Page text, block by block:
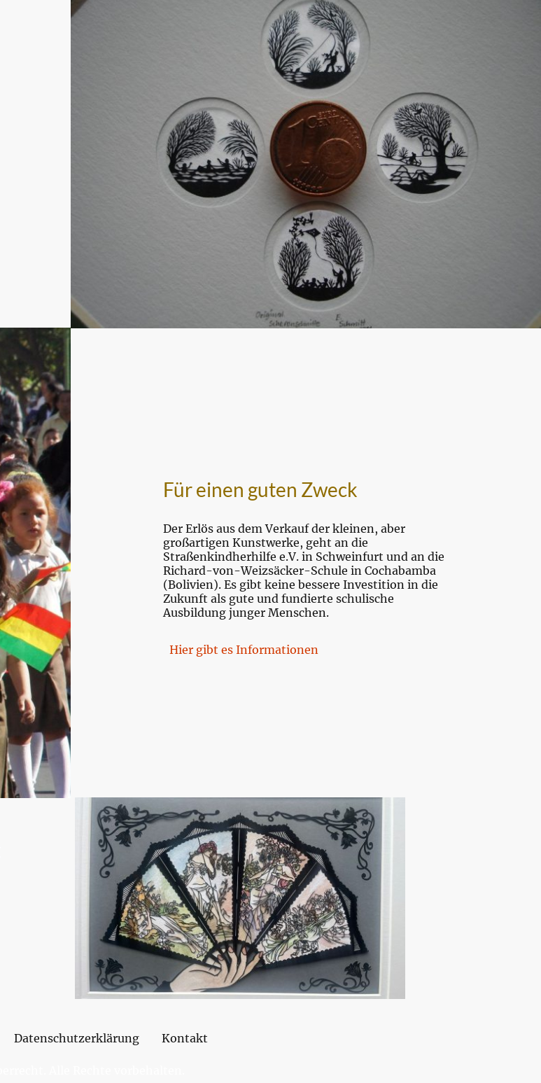
Für einen guten Zweck
Der Erlös aus dem Verkauf der kleinen, aber
großartigen Kunstwerke, geht an die
Straßenkindherhilfe e.V. in Schweinfurt und an die
Richard-von-Weizsäcker-Schule in Cochabamba
(Bolivien). Es gibt keine bessere Investition in die
Zukunft als gute und fundierte schulische
Ausbildung junger Menschen.
Hier gibt es Informationen
Datenschutzerklärung Kontakt